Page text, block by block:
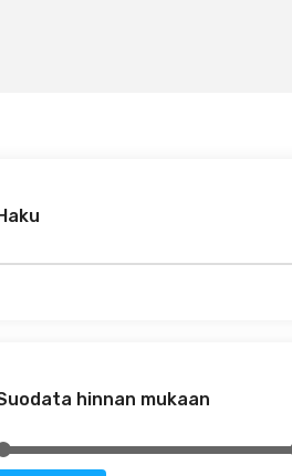
hinnan mukaan